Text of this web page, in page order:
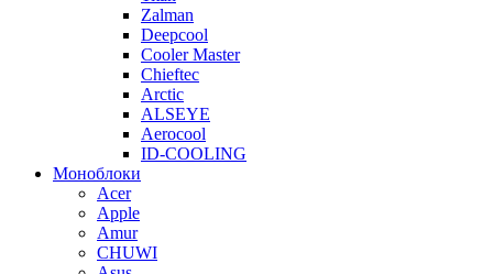
Zalman
Deepcool
Cooler Master
Chieftec
Arctic
ALSEYE
Aerocool
ID-COOLING
Моноблоки
Acer
Apple
Amur
CHUWI